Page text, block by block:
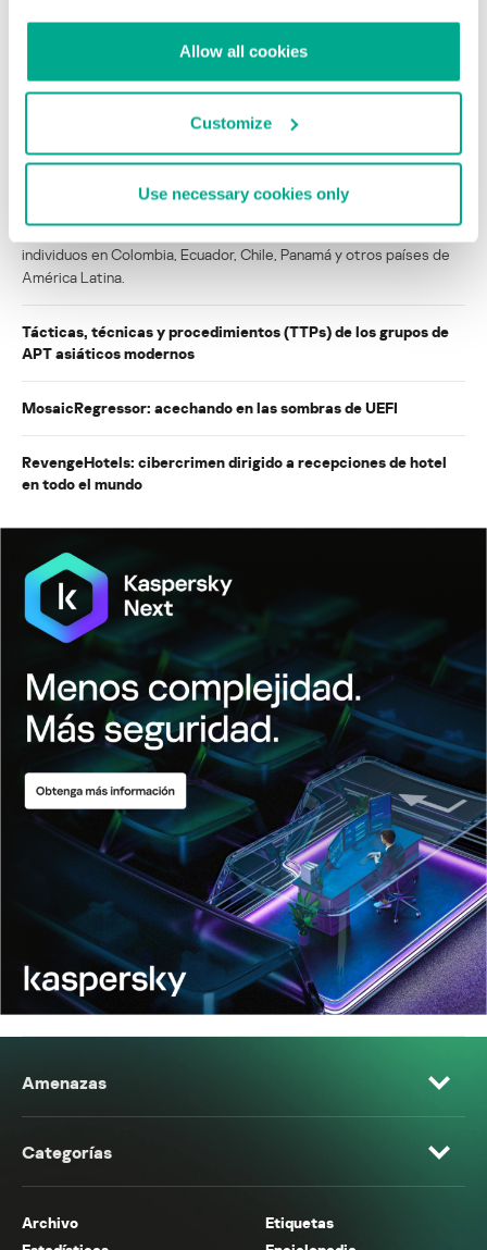
Allow all cookies
Customize
Use necessary cookies only
Kaspersky proporciona información sobre la actividad y los TTPs
del APT BlindEagle. Grupo que apunta a organizaciones e
individuos en Colombia, Ecuador, Chile, Panamá y otros países de
América Latina.
Tácticas, técnicas y procedimientos (TTPs) de los grupos de
APT asiáticos modernos
MosaicRegressor: acechando en las sombras de UEFI
RevengeHotels: cibercrimen dirigido a recepciones de hotel
en todo el mundo
Amenazas
Categorías
Archivo
Etiquetas